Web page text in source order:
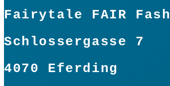
Fairytale FAIR
Schlossergasse 7
4070 Eferding